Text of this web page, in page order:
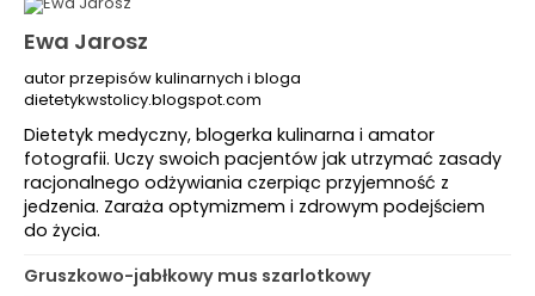
Ewa Jarosz
autor przepisów kulinarnych i bloga
dietetykwstolicy.blogspot.com
Dietetyk medyczny, blogerka kulinarna i amator
fotografii. Uczy swoich pacjentów jak utrzymać zasady
racjonalnego odżywiania czerpiąc przyjemność z
jedzenia. Zaraża optymizmem i zdrowym podejściem
do życia.
Gruszkowo-jabłkowy mus szarlotkowy